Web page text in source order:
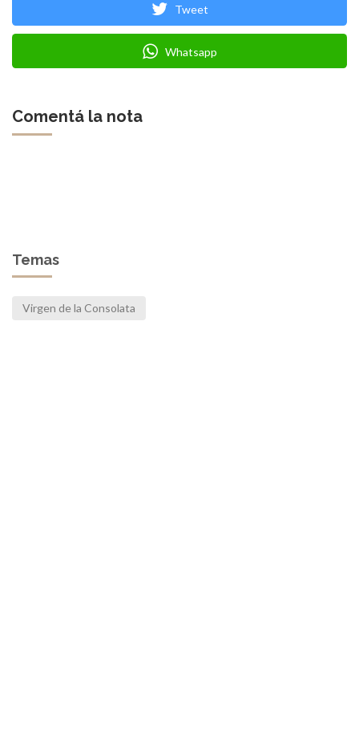
Tweet
Whatsapp
Comentá la nota
Temas
Virgen de la Consolata